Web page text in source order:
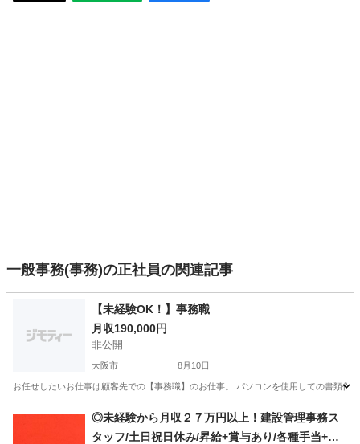
一般事務(事務)の正社員の関連記事
【未経験OK！】事務職
月収190,000円
非公開
大阪市 8月10日
お任せしたいお仕事は顧客先での【事務職】のお仕事。 パソコンを使用しての書類
一般事務 事務職
◎未経験から月収２７万円以上！建設管理事務ス
タッフ/土日祝日休み/昇給+賞与あり/各種手当+寮